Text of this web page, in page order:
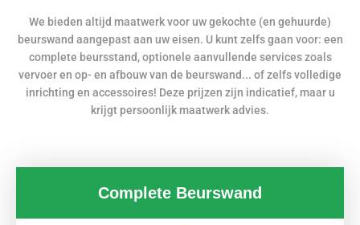
We bieden altijd maatwerk voor uw gekochte (en gehuurde)
beurswand aangepast aan uw eisen. U kunt zelfs gaan voor: een
complete beursstand, optionele aanvullende services zoals
vervoer en op- en afbouw van de beurswand... of zelfs volledige
inrichting en accessoires! Deze prijzen zijn indicatief, maar u
krijgt persoonlijk maatwerk advies.
Complete Beurswand